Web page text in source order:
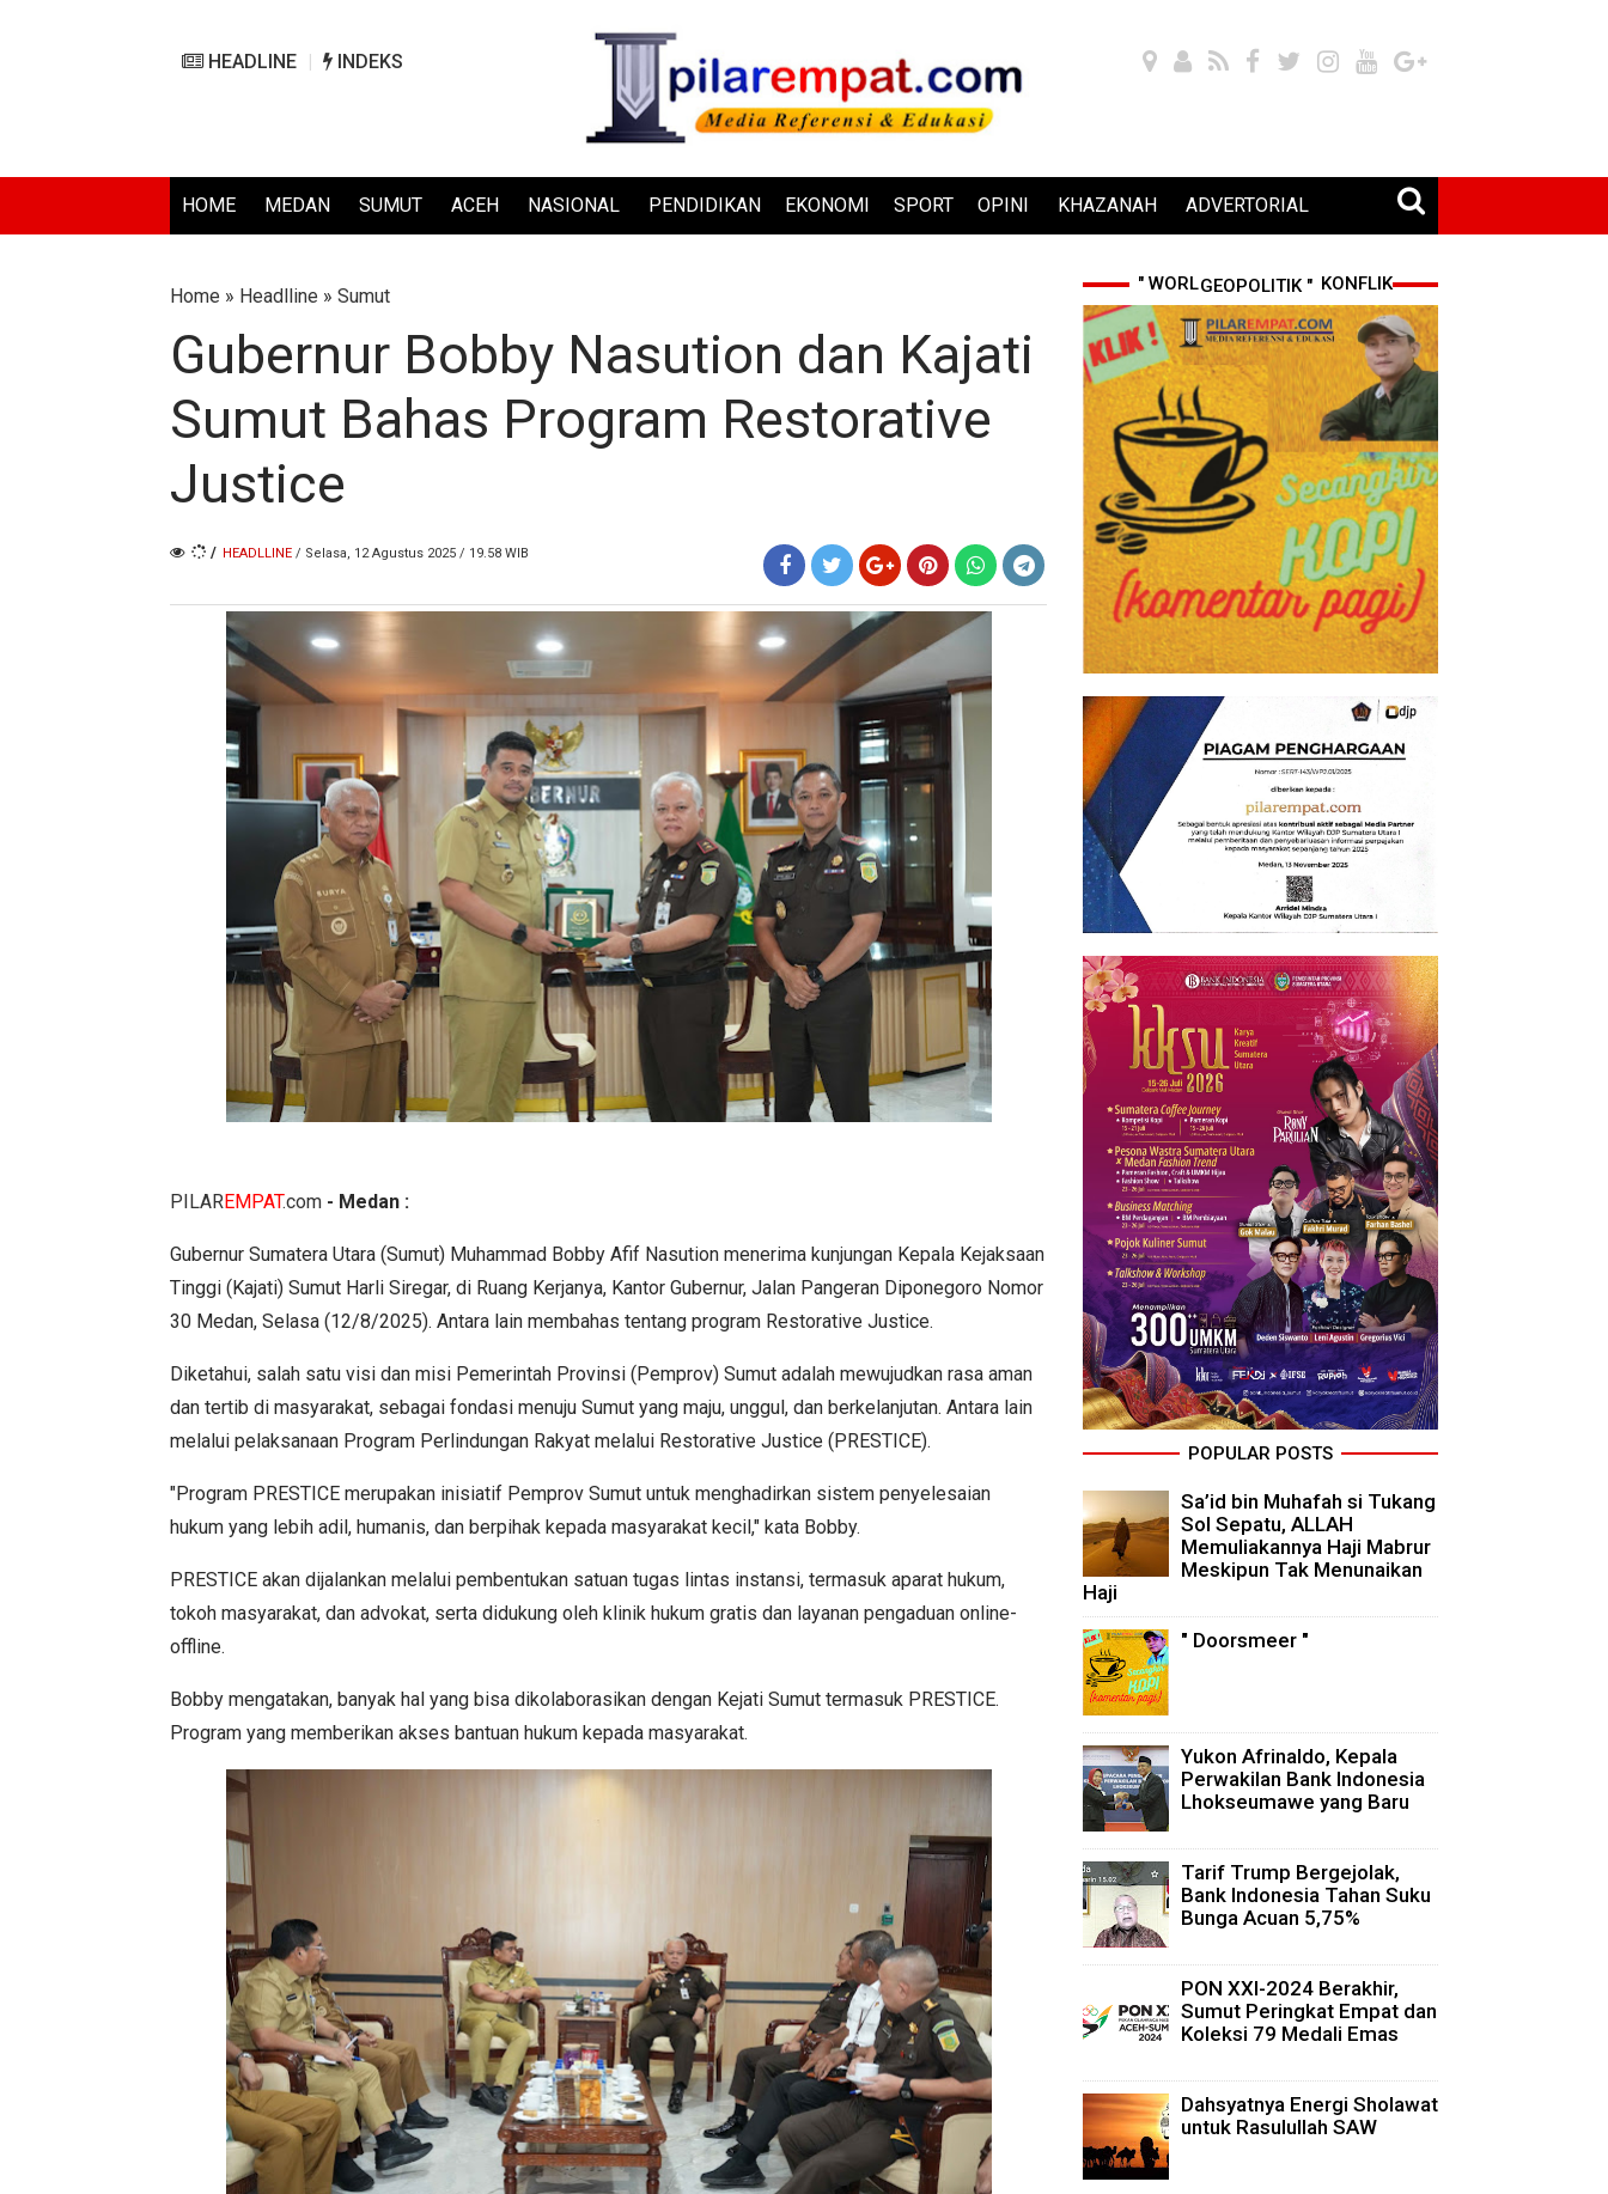
HEADLINE INDEKS
HOME MEDAN SUMUT ACEH NASIONAL PENDIDIKAN EKONOMI SPORT OPINI KHAZANAH ADVERTORIAL
Home » Headlline » Sumut
Gubernur Bobby Nasution dan Kajati
Sumut Bahas Program Restorative
Justice
/ HEADLLINE / Selasa, 12 Agustus 2025 / 19.58 WIB
PILAREMPAT.com - Medan :
Gubernur Sumatera Utara (Sumut) Muhammad Bobby Afif Nasution menerima kunjungan Kepala Kejaksaan
Tinggi (Kajati) Sumut Harli Siregar, di Ruang Kerjanya, Kantor Gubernur, Jalan Pangeran Diponegoro Nomor
30 Medan, Selasa (12/8/2025). Antara lain membahas tentang program Restorative Justice.
Diketahui, salah satu visi dan misi Pemerintah Provinsi (Pemprov) Sumut adalah mewujudkan rasa aman
dan tertib di masyarakat, sebagai fondasi menuju Sumut yang maju, unggul, dan berkelanjutan. Antara lain
melalui pelaksanaan Program Perlindungan Rakyat melalui Restorative Justice (PRESTICE).
"Program PRESTICE merupakan inisiatif Pemprov Sumut untuk menghadirkan sistem penyelesaian
hukum yang lebih adil, humanis, dan berpihak kepada masyarakat kecil," kata Bobby.
PRESTICE akan dijalankan melalui pembentukan satuan tugas lintas instansi, termasuk aparat hukum,
tokoh masyarakat, dan advokat, serta didukung oleh klinik hukum gratis dan layanan pengaduan online-
offline.
Bobby mengatakan, banyak hal yang bisa dikolaborasikan dengan Kejati Sumut termasuk PRESTICE.
Program yang memberikan akses bantuan hukum kepada masyarakat.
" WORLD CUP 2026 & KONFLIK GEOPOLITIK "
POPULAR POSTS
Sa’id bin Muhafah si Tukang
Sol Sepatu, ALLAH
Memuliakannya Haji Mabrur
Meskipun Tak Menunaikan
Haji
" Doorsmeer "
Yukon Afrinaldo, Kepala
Perwakilan Bank Indonesia
Lhokseumawe yang Baru
Tarif Trump Bergejolak,
Bank Indonesia Tahan Suku
Bunga Acuan 5,75%
PON XXI-2024 Berakhir,
Sumut Peringkat Empat dan
Koleksi 79 Medali Emas
Dahsyatnya Energi Sholawat
untuk Rasulullah SAW